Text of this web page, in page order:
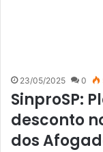
23/05/2025 0
SinproSP:
desconto
dos